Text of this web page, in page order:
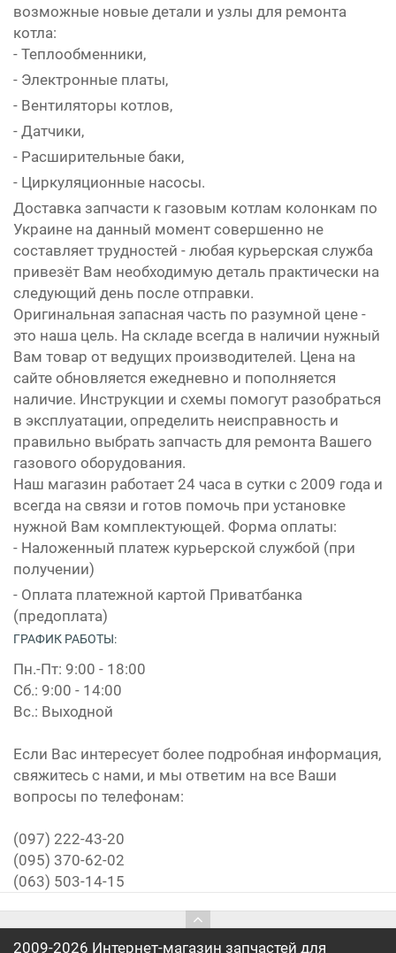
возможные новые детали и узлы для ремонта
котла:
- Теплообменники,
- Электронные платы,
- Вентиляторы котлов,
- Датчики,
- Расширительные баки,
- Циркуляционные насосы.
Доставка запчасти к газовым котлам колонкам по
Украине на данный момент совершенно не
составляет трудностей - любая курьерская служба
привезёт Вам необходимую деталь практически на
следующий день после отправки.
Оригинальная запасная часть по разумной цене -
это наша цель. На складе всегда в наличии нужный
Вам товар от ведущих производителей. Цена на
сайте обновляется ежедневно и пополняется
наличие. Инструкции и схемы помогут разобраться
в эксплуатации, определить неисправность и
правильно выбрать запчасть для ремонта Вашего
газового оборудования.
Наш магазин работает 24 часа в сутки с 2009 года и
всегда на связи и готов помочь при установке
нужной Вам комплектующей. Форма оплаты:
- Наложенный платеж курьерской службой (при
получении)
- Оплата платежной картой Приватбанка
(предоплата)
ГРАФИК РАБОТЫ:
Пн.-Пт: 9:00 - 18:00
Сб.: 9:00 - 14:00
Вс.: Выходной
Если Вас интересует более подробная информация,
свяжитесь с нами, и мы ответим на все Ваши
вопросы по телефонам:
(097) 222-43-20
(095) 370-62-02
(063) 503-14-15
2009-2026 Интернет-магазин запчастей для